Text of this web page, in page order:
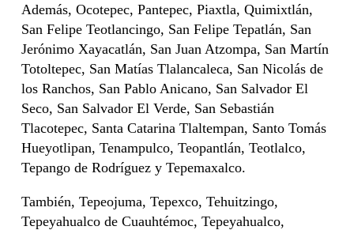
Además, Ocotepec, Pantepec, Piaxtla, Quimixtlán,
San Felipe Teotlancingo, San Felipe Tepatlán, San
Jerónimo Xayacatlán, San Juan Atzompa, San Martín
Totoltepec, San Matías Tlalancaleca, San Nicolás de
los Ranchos, San Pablo Anicano, San Salvador El
Seco, San Salvador El Verde, San Sebastián
Tlacotepec, Santa Catarina Tlaltempan, Santo Tomás
Hueyotlipan, Tenampulco, Teopantlán, Teotlalco,
Tepango de Rodríguez y Tepemaxalco.
También, Tepeojuma, Tepexco, Tehuitzingo,
Tepeyahualco de Cuauhtémoc, Tepeyahualco,